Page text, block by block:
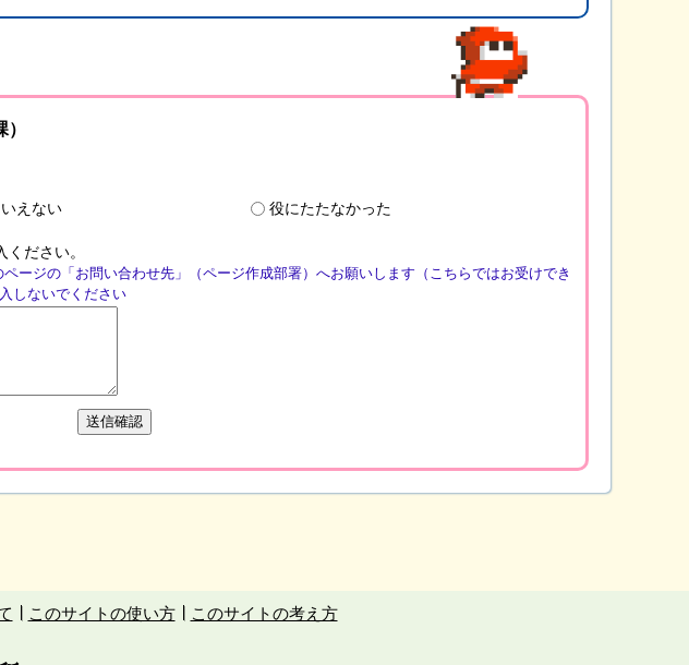
えない 役にたたなかった
ださい。
ージの「お問い合わせ先」（ページ作成部署）へお願いします（こちらではお受けでき
しないでください
このサイトの使い方 このサイトの考え方